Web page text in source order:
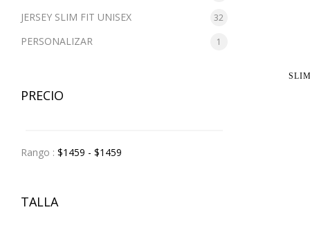
JERSEY SLIM FIT UNISEX 32
PERSONALIZAR 1
PRECIO
Rango : $1459 - $1459
TALLA